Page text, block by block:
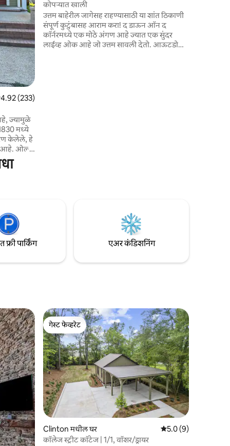
4.92 सरासरी रेटिंग, 233 रिव्ह्यूज
4.92 (233)
ज्यामुळे
मध्ये
केलेले, हे
ओल्ड
अंतरावर
कोपऱ्यात खाली
उत्तम बाहेरील जागेसह राहण्यासाठी या शांत ठिकाणी
संपूर्ण कुटुंबासह आराम करा! द डाऊन ऑन द
कॉर्नरमध्ये एक मोठे अंगण आहे ज्यात एक सुंदर
लाईव्ह ओक आहे जो उत्तम सावली देतो. आऊटडोअर
फ्री पार्किंग एअर कंडिशनिंग
गेस्ट फेव्हरेट
गेस्ट फेव्हरेट
Clinton मधील घर 5 पैकी 5.0 सरासरी
5.0 (9)
कॉलेज स्ट्रीट कॉटेज | 1/1, वॉशर/ड्रायर